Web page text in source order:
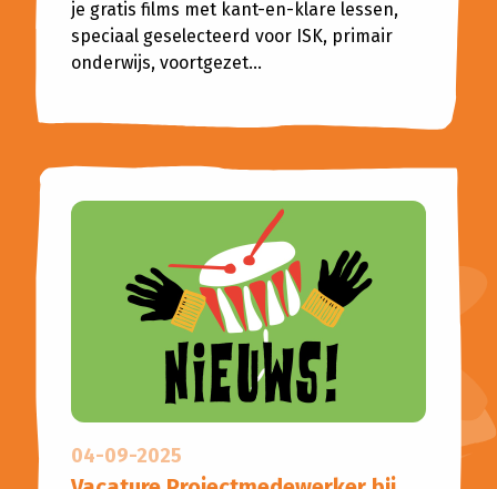
je gratis films met kant-en-klare lessen,
speciaal geselecteerd voor ISK, primair
onderwijs, voortgezet...
04-09-2025